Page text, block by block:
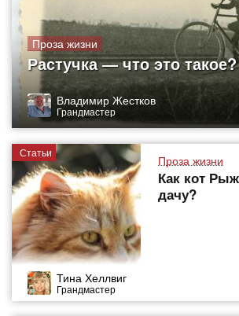
Проза жизни
Растучка — что это такое?
Владимир Жестков
Грандмастер
Статьи
Проза жизни
Как кот
дачу?
Тина Хеллвиг
Грандмастер